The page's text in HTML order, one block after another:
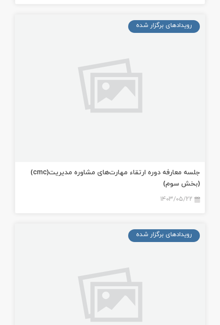
رویدادهای برگزار شده
جلسه معارفه دوره ارتقاء مهارت‌های مشاوره مدیریت(cmc)
(بخش سوم)
۱۴۰۳/۰۵/۲۲
رویدادهای برگزار شده